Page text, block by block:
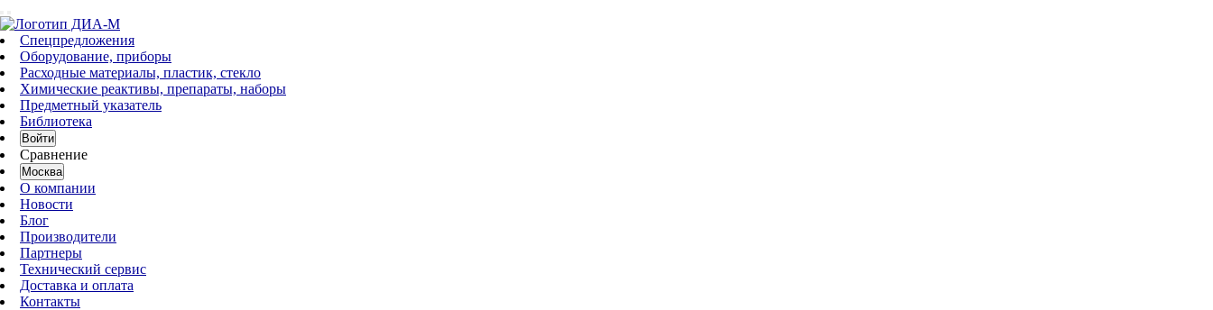
Спецпредложения
Оборудование, приборы
Расходные материалы, пластик, стекло
Химические реактивы, препараты, наборы
Предметный указатель
Библиотека
Войти
Сравнение
Москва
О компании
Новости
Блог
Производители
Партнеры
Технический сервис
Доставка и оплата
Контакты